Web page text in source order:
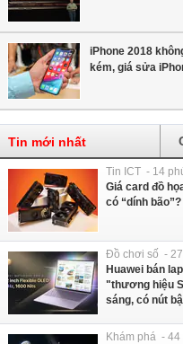
iPhone 2018
kém, giá sửa
Tin mới nhất
Tin ICT - 14
Giá card đồ
có “dính bão”?
Đồ chơi số -
Huawei bán
"thương hiệu
sáng, có nút
Khám phá -